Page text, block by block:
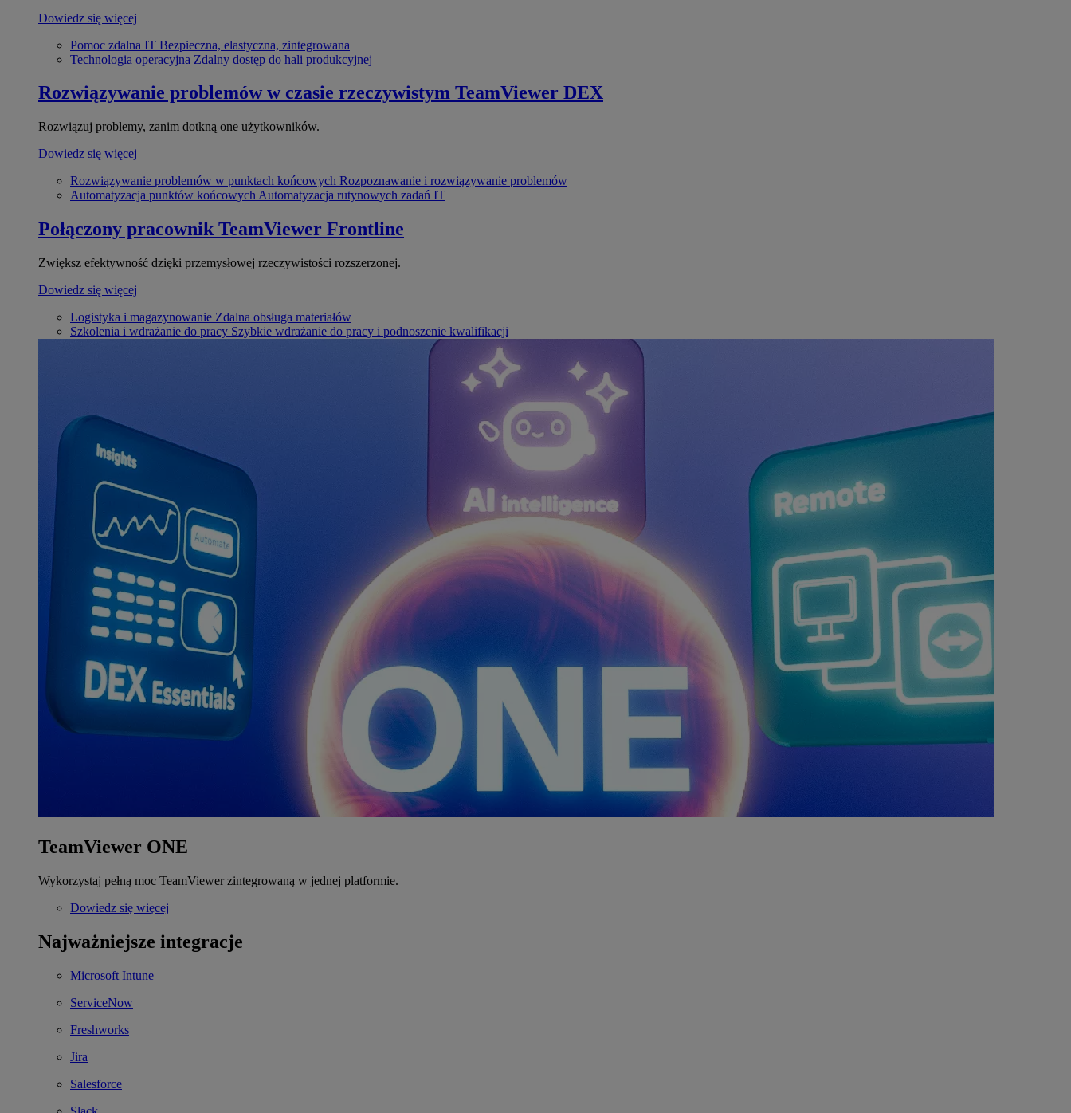
Dowiedz się więcej
Pomoc zdalna IT Bezpieczna, elastyczna, zintegrowana
Technologia operacyjna Zdalny dostęp do hali produkcyjnej
Rozwiązywanie problemów w czasie rzeczywistym TeamViewer DEX
Rozwiązuj problemy, zanim dotkną one użytkowników.
Dowiedz się więcej
Rozwiązywanie problemów w punktach końcowych Rozpoznawanie i rozwiązywanie problemów
Automatyzacja punktów końcowych Automatyzacja rutynowych zadań IT
Połączony pracownik TeamViewer Frontline
Zwiększ efektywność dzięki przemysłowej rzeczywistości rozszerzonej.
Dowiedz się więcej
Logistyka i magazynowanie Zdalna obsługa materiałów
Szkolenia i wdrażanie do pracy Szybkie wdrażanie do pracy i podnoszenie kwalifikacji
TeamViewer ONE
Wykorzystaj pełną moc TeamViewer zintegrowaną w jednej platformie.
Dowiedz się więcej
Najważniejsze integracje
Microsoft Intune
ServiceNow
Freshworks
Jira
Salesforce